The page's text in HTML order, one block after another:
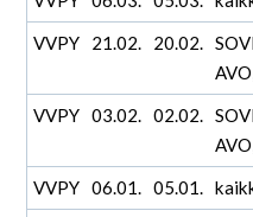
VVPY
21.02. 20.02.
VVPY 03.02. 02.02.
VVPY 06.01. 05.01.